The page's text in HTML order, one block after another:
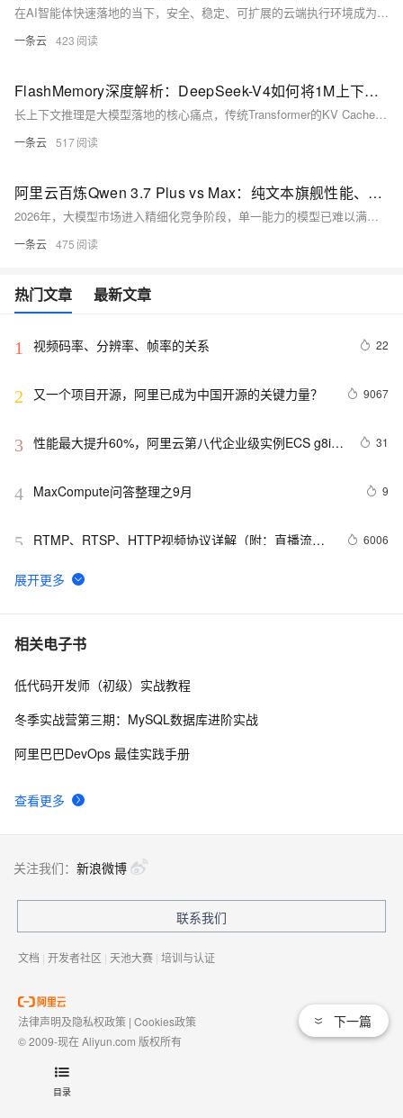
目录
在AI智能体快速落地的当下，安全、稳定、可扩展的云端执行环境成为核心刚需。阿里云无影AgentBay作为专为AI Agent打造的云端沙箱基础设施，提供浏览器、桌面、代码、移动端四大场景的隔离执行能力，解决了本地环境依赖、安全风险、并发限制等痛点，是构建企业级智能体的首选底座。2026年，AgentBay已完成多轮迭代，接入方式更灵活、环境更丰富、生态更完善，支持MCP协议、多语言SDK、Web SDK三种主流接入方式，覆盖从简单工具调用到复杂自动化流程的全场景需求。本文从核心概念、接入准备、三种对接方式、实战案例、高级配置到运维优化，提供完整的对接使用指南，搭配可直接运行的代码命令，帮助开发
一条云 423
FlashMemory深度解析：DeepSeek-V4如何将1M上下文KV Cache压到10%
长上下文推理是大模型落地的核心痛点，传统Transformer的KV Cache随序列长度线性增长，1M token上下文在常规模型中需占用超80GB显存，直接导致长文本服务成本高企、部署门槛极高。2026年，DeepSeek-V4系列模型推出的FlashMemory技术，通过多层级压缩与混合存储架构，将1M上下文的KV Cache footprint从传统方案的83.9GB降至9.6GB，压缩比达**约1/10**，同时保持推理精度与速度优势，让1M上下文成为默认配置成为可能。本文从KV Cache瓶颈本质、FlashMemory核心架构、关键技术模块、代码实现到性能验证，全面解析这一长上下
一条云 517
阿里云百炼Qwen 3.7 Plus vs Max：纯文本旗舰性能、成本与场景适配实与多模态全能的选型指南
2026年，大模型市场进入精细化竞争阶段，单一能力的模型已难以满足多元场景需求，厂商纷纷推出差异化产品线，在性能、成本、模态能力间寻找最优平衡。阿里云百炼平台推出的Qwen 3.7系列，包含Max与Plus两款旗舰模型，前者定位纯文本推理旗舰，后者主打多模态全能，二者共享百万级上下文窗口与超长自治执行能力，却在核心能力、价格与适用场景上形成鲜明差异。本文基于2026年最新实测数据，从核心参数、文本能力、多模态能力、智能体表现、性价比与场景选型六大维度，全面解析两款模型的差异，为个人开发者、企业用户提供精准选型参考，帮助在不同业务场景中实现能力与成本的最优匹配。
一条云 475
热门文章 最新文章
1 视频码率、分辨率、帧率的关系 22
2 又一个项目开源，阿里已成为中国开源的关键力量？ 9067
3 性能最大提升60%，阿里云第八代企业级实例ECS g8i正
31
4 MaxCompute问答整理之9月 9
5
RTMP、RTSP、HTTP视频协议详解（附：直播流地
6006
6
【YOLOv8改进 - 注意力机制】Triplet Attention：轻量有
7 Python PIL远程命令执行漏洞复现(CVE-2017-8291
8 新年快乐 ~
相关电子书
查看更多
低代码开发师（初级）实战教程
冬季实战营第三期：MySQL数据库进阶实战
阿里巴巴DevOps 最佳实践手册
下一篇
关注我们： 新浪微博
联系我们
文档 | 开发者社区 | 天池大赛 | 培训与认证
法律声明及隐私权政策 | Cookies政策
© 2009-现在 Aliyun.com 版权所有
域名注册服务机构许可：